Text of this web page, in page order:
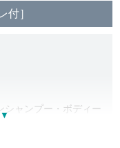
付］
シャンプー・ボディー